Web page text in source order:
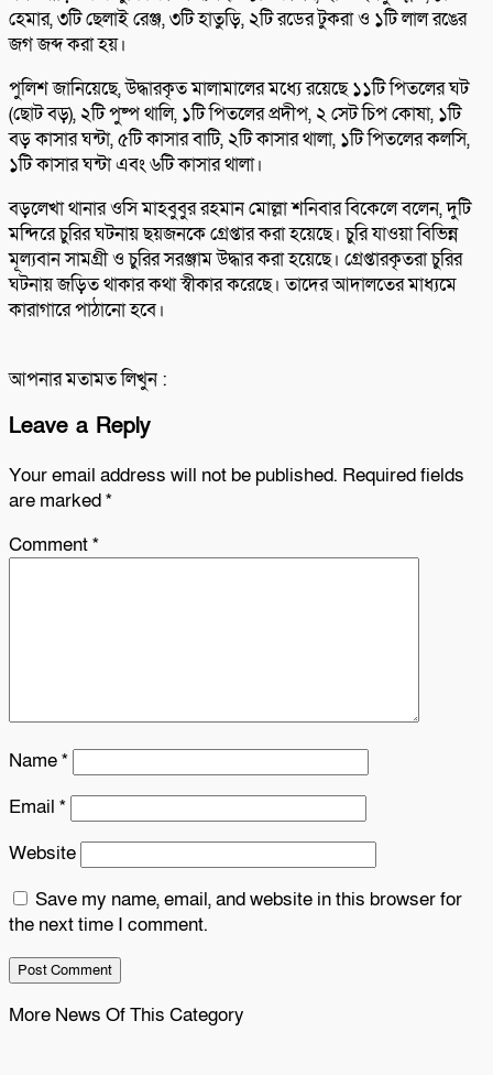
হেমার, ৩টি ছেলাই রেঞ্জ, ৩টি হাতুড়ি, ২টি রডের টুকরা ও ১টি লাল রঙের
জগ জব্দ করা হয়।
পুলিশ জানিয়েছে, উদ্ধারকৃত মালামালের মধ্যে রয়েছে ১১টি পিতলের ঘট
(ছোট বড়), ২টি পুষ্প থালি, ১টি পিতলের প্রদীপ, ২ সেট চিপ কোষা, ১টি
বড় কাসার ঘন্টা, ৫টি কাসার বাটি, ২টি কাসার থালা, ১টি পিতলের কলসি,
১টি কাসার ঘন্টা এবং ৬টি কাসার থালা।
বড়লেখা থানার ওসি মাহবুবুর রহমান মোল্লা শনিবার বিকেলে বলেন, দুটি
মন্দিরে চুরির ঘটনায় ছয়জনকে গ্রেপ্তার করা হয়েছে। চুরি যাওয়া বিভিন্ন
মূল্যবান সামগ্রী ও চুরির সরঞ্জাম উদ্ধার করা হয়েছে। গ্রেপ্তারকৃতরা চুরির
ঘটনায় জড়িত থাকার কথা স্বীকার করেছে। তাদের আদালতের মাধ্যমে
কারাগারে পাঠানো হবে।
আপনার মতামত লিখুন :
Leave a Reply
Your email address will not be published. Required fields
are marked*
Comment*
Name*
Email *
Website
Save my name, email, and website in this browser for
the next time I comment.
More News Of This Category